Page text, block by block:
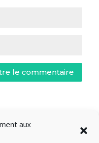
aux
le commentaire